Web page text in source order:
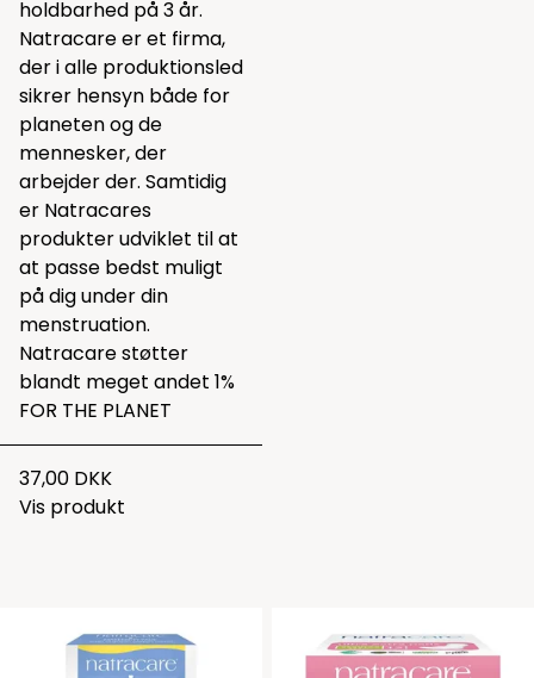
holdbarhed på 3 år.
Natracare er et firma,
der i alle produktionsled
sikrer hensyn både for
planeten og de
mennesker, der
arbejder der. Samtidig
er Natracares
produkter udviklet til at
at passe bedst muligt
på dig under din
menstruation.
Natracare støtter
blandt meget andet 1%
FOR THE PLANET
37,00 DKK
Vis produkt